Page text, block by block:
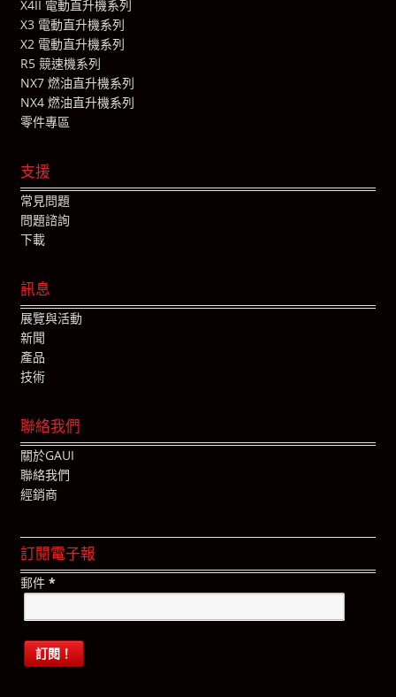
X4II 電動直升機系列
X3 電動直升機系列
X2 電動直升機系列
R5 競速機系列
NX7 燃油直升機系列
NX4 燃油直升機系列
零件專區
支援
常見問題
問題諮詢
下載
訊息
展覽與活動
新聞
產品
技術
聯絡我們
關於GAUI
聯絡我們
經銷商
訂閱電子報
郵件 *